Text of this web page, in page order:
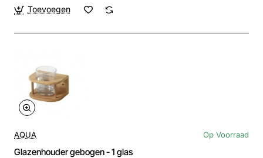
Toevoegen
AQUA Op Voorraad
Glazenhouder gebogen - 1 glas